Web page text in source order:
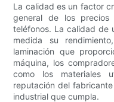
La calidad es un factor
general de los precios
teléfonos. La calidad de
medida su
laminación que
máquina, los
como los materiales
reputación del
industrial que cumpla.